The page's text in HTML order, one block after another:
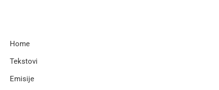
Home
Tekstovi
Emisije